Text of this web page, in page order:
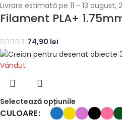
Livrare estimată pe 11 - 13 august,
Filament PLA+
74,90 lei
Vândut
Selectează opțiunile
CULOARE